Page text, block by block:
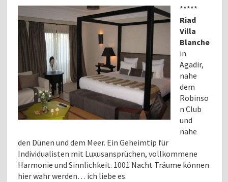
*****
Riad
Villa
Blanche
in
Agadir,
nahe
dem
Robinso
n Club
und
nahe
den Dünen und dem Meer. Ein Geheimtip für
Individualisten mit Luxusansprüchen, vollkommene
Harmonie und Sinnlichkeit. 1001 Nacht Träume können
hier wahr werden… ich liebe es.